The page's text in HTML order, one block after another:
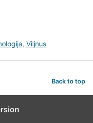
, Viljnus
Back to top